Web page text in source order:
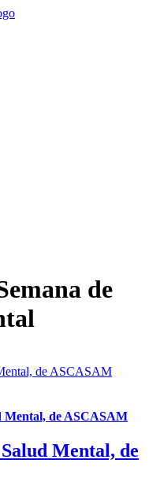
de
de ASCASAM
Mental, de ASCASAM
Mental, de